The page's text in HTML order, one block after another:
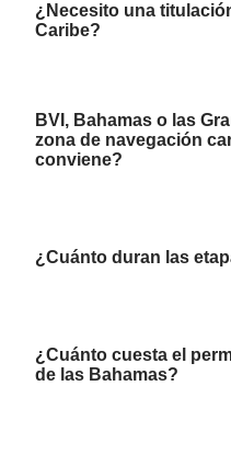
¿Necesito una
Caribe?
BVI, Bahamas o las
zona de navegación
conviene?
¿Cuánto duran las
¿Cuánto cuesta el
de las Bahamas?